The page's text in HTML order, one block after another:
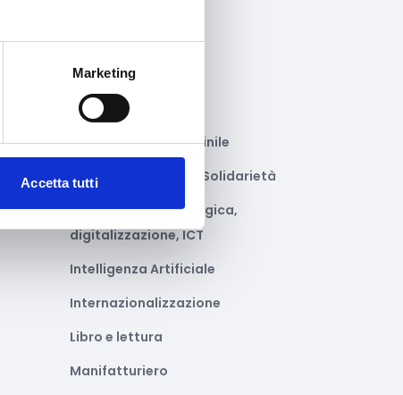
Marketing
Accetta tutti
Giustizia e sicurezza
Green economy
Impianti sportivi
Imprenditoria femminile
Inclusione Sociale e Solidarietà
Innovazione tecnologica,
digitalizzazione, ICT
Intelligenza Artificiale
Internazionalizzazione
Libro e lettura
Manifatturiero